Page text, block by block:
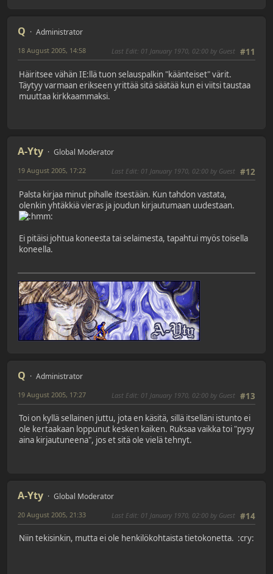
Q Administrator
#11
18 August 2005, 14:58 Last Edit: 01 January 1970, 02:00 by Guest
Häiritsee vähän IE:llä tuon selauspalkin "käänteiset" värit.
Täytyy varmaan erikseen yrittää sitä säätää kun ei viitsi taustaa
muuttaa kirkkaammaksi.
A-Yty Global Moderator
#12
19 August 2005, 17:22 Last Edit: 01 January 1970, 02:00 by Guest
Palsta kirjaa minut pihalle itsestään. Kun tahdon vastata,
olenkin yhtäkkiä vieras ja joudun kirjautumaan uudestaan.
Ei pitäisi johtua koneesta tai selaimesta, tapahtui myös toisella
koneella.
Q Administrator
#13
19 August 2005, 17:27 Last Edit: 01 January 1970, 02:00 by Guest
Toi on kyllä sellainen juttu, jota en käsitä, sillä itselläni istunto ei
ole kertaakaan loppunut kesken kaiken. Ruksaa vaikka toi "pysy
aina kirjautuneena", jos et sitä ole vielä tehnyt.
A-Yty Global Moderator
#14
20 August 2005, 21:33 Last Edit: 01 January 1970, 02:00 by Guest
Niin tekisinkin, mutta ei ole henkilökohtaista tietokonetta. :cry: